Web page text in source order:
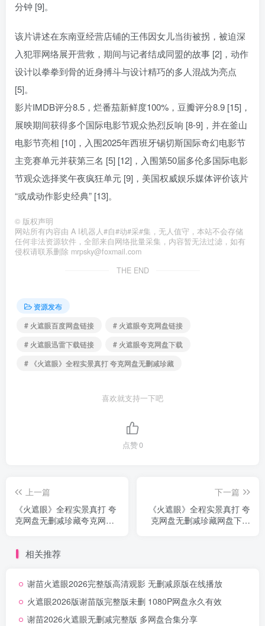
分钟 [9]。
该片讲述在东南亚经营店铺的王伟因女儿当街被拐，被迫深
入犯罪网络展开营救，期间与记者结成同盟的故事 [2]，动作
设计以拳拳到骨的近身搏斗与设计精巧的多人混战为亮点
[5]。
影片IMDB评分8.5，烂番茄新鲜度100%，豆瓣评分8.9 [15]，
展映期间获得多个国际电影节观众热烈反响 [8-9]，并在釜山
电影节亮相 [10]，入围2025年西班牙锡切斯国际奇幻电影节
主竞赛单元并获第三名 [5] [12]，入围第50届多伦多国际电影
节观众选择奖午夜疯狂单元 [9]，美国权威娱乐媒体评价该片
“或成动作影史经典” [13]。
© 版权声明
网站所有内容由 A I机器人#自#动#采#集，无人值守，本站不会存储
任何非法资源软件，全部来自网络批量采集，内容暂无法过滤，如有
侵权请联系删除 mrpsky@foxmail.com
THE END
资源发布
# 火遮眼百度网盘链接
# 火遮眼夸克网盘链接
# 火遮眼迅雷下载链接
# 火遮眼夸克网盘下载
# 《火遮眼》全程实景真打 夸克网盘无删减珍藏
喜欢就支持一下吧
点赞0
上一篇
《火遮眼》全程实景真打 夸
克网盘无删减珍藏夸克网盘
下一篇
《火遮眼》全程实景真打 夸
克网盘无删减珍藏网盘下载
相关推荐
谢苗火遮眼2026完整版高清观影 无删减原版在线播放
火遮眼2026版谢苗版完整版未删 1080P网盘永久有效
谢苗2026火遮眼无删减完整版 多网盘合集分享